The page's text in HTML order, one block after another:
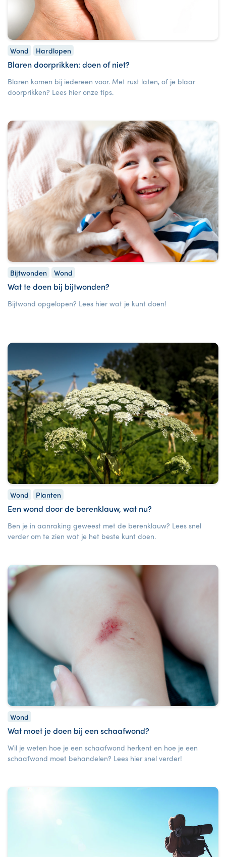
Wond Hardlopen
Blaren doorprikken: doen of niet?
Blaren komen bij iedereen voor. Met rust laten, of je blaar
doorprikken? Lees hier onze tips.
Bijtwonden Wond
Wat te doen bij bijtwonden?
Bijtwond opgelopen? Lees hier wat je kunt doen!
Wond Planten
Een wond door de berenklauw, wat nu?
Ben je in aanraking geweest met de berenklauw? Lees snel
verder om te zien wat je het beste kunt doen.
Wond
Wat moet je doen bij een schaafwond?
Wil je weten hoe je een schaafwond herkent en hoe je een
schaafwond moet behandelen? Lees hier snel verder!